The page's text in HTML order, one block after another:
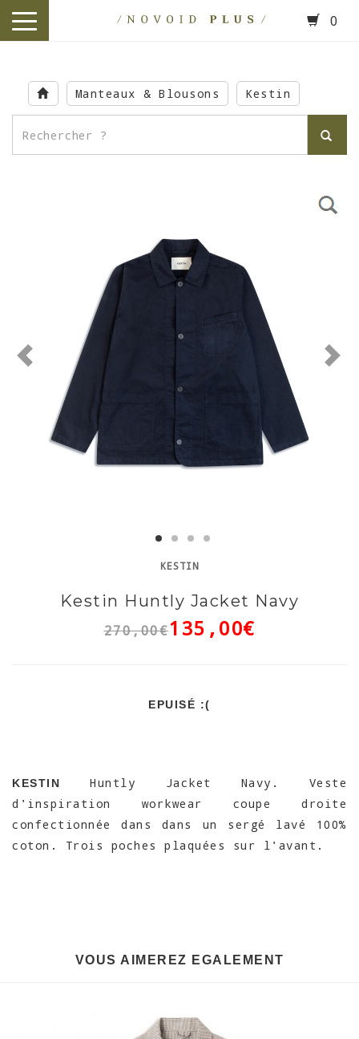
main
content
toggle
0
Manteaux & Blousons Kestin
KESTIN
Kestin Huntly Jacket Navy
270,00€135,00€
EPUISÉ :(
KESTIN
Huntly Jacket Navy. Veste
d'inspiration workwear coupe droite
confectionnée dans dans un sergé lavé 100%
coton. Trois poches plaquées sur l'avant.
VOUS AIMEREZ EGALEMENT